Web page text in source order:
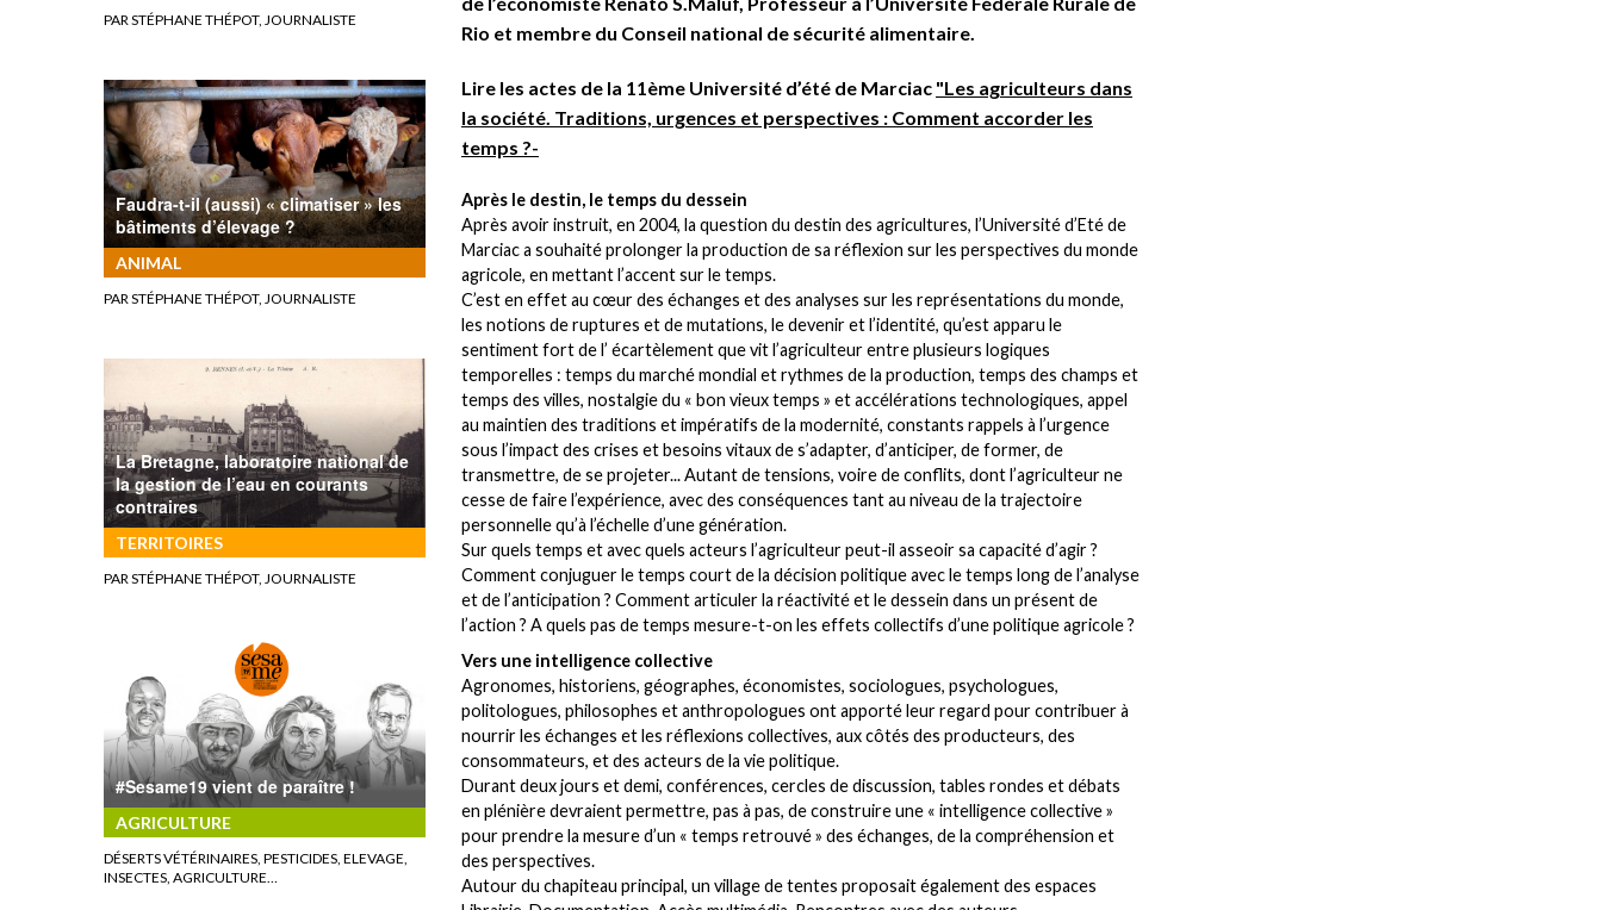
Rio et membre du Conseil national de sécurité alimentaire.
Lire les actes de la 11ème Université d’été de Marciac "Les agriculteurs dans
la société. Traditions, urgences et perspectives : Comment accorder les
temps ?-
Après le destin, le temps du dessein
Après avoir instruit, en 2004, la question du destin des agricultures, l’Université d’Eté de
Marciac a souhaité prolonger la production de sa réflexion sur les perspectives du monde
agricole, en mettant l’accent sur le temps.
C’est en effet au cœur des échanges et des analyses sur les représentations du monde,
les notions de ruptures et de mutations, le devenir et l’identité, qu’est apparu le
sentiment fort de l’ écartèlement que vit l’agriculteur entre plusieurs logiques
temporelles : temps du marché mondial et rythmes de la production, temps des champs et
temps des villes, nostalgie du « bon vieux temps » et accélérations technologiques, appel
au maintien des traditions et impératifs de la modernité, constants rappels à l’urgence
sous l’impact des crises et besoins vitaux de s’adapter, d’anticiper, de former, de
transmettre, de se projeter... Autant de tensions, voire de conflits, dont l’agriculteur ne
cesse de faire l’expérience, avec des conséquences tant au niveau de la trajectoire
personnelle qu’à l’échelle d’une génération.
Sur quels temps et avec quels acteurs l’agriculteur peut-il asseoir sa capacité d’agir ?
Comment conjuguer le temps court de la décision politique avec le temps long de l’analyse
et de l’anticipation ? Comment articuler la réactivité et le dessein dans un présent de
l’action ? A quels pas de temps mesure-t-on les effets collectifs d’une politique agricole ?
Vers une intelligence collective
Agronomes, historiens, géographes, économistes, sociologues, psychologues,
politologues, philosophes et anthropologues ont apporté leur regard pour contribuer à
nourrir les échanges et les réflexions collectives, aux côtés des producteurs, des
consommateurs, et des acteurs de la vie politique.
Durant deux jours et demi, conférences, cercles de discussion, tables rondes et débats
en plénière devraient permettre, pas à pas, de construire une « intelligence collective »
pour prendre la mesure d’un « temps retrouvé » des échanges, de la compréhension et
des perspectives.
Autour du chapiteau principal, un village de tentes proposait également des espaces
PAR STÉPHANE THÉPOT, JOURNALISTE
Faudra-t-il (aussi) « climatiser » les
bâtiments d’élevage ?
ANIMAL
PAR STÉPHANE THÉPOT, JOURNALISTE
La Bretagne, laboratoire national de
la gestion de l’eau en courants
contraires
TERRITOIRES
PAR STÉPHANE THÉPOT, JOURNALISTE
#Sesame19 vient de paraître !
AGRICULTURE
DÉSERTS VÉTÉRINAIRES, PESTICIDES, ELEVAGE,
INSECTES, AGRICULTURE…